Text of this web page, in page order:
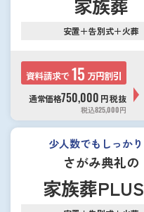
家族葬
安置＋告別式＋火葬
資料請求で15 万円割引
通常価格750,000 円税抜
税込825,000円
少人数でもしっか
さがみ典礼の
家族葬